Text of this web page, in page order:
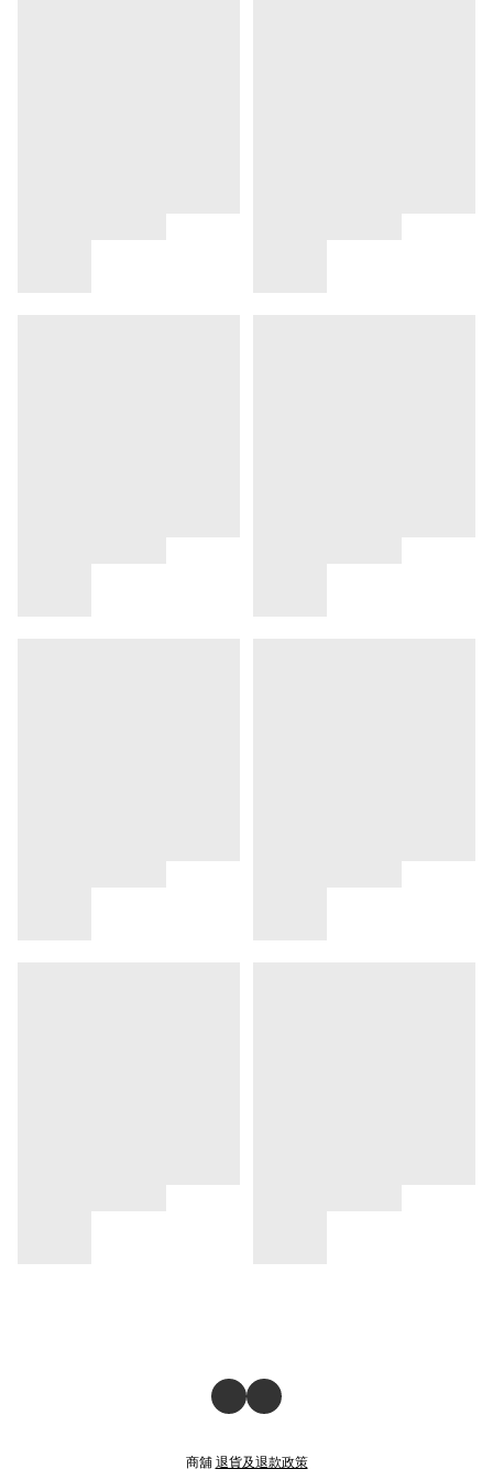
商舖 退貨及退款政策